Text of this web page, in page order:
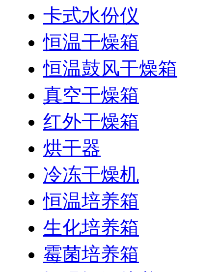
卡式水份仪
恒温干燥箱
恒温鼓风干燥箱
真空干燥箱
红外干燥箱
烘干器
冷冻干燥机
恒温培养箱
生化培养箱
霉菌培养箱